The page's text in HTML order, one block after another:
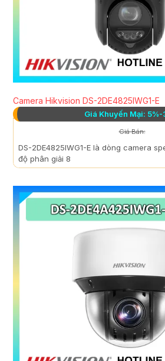
Camera Hikvision DS-2DE4825IWG1-E
Giá Khuyến Mại: 5%-
Giá Bán:
DS-2DE4825IWG1-E là dòng camera
độ phân giải 8